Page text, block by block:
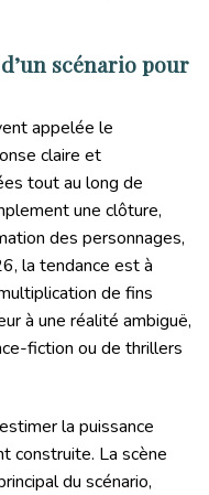
scénario pour
appelée le
claire et
tout au long de
une clôture,
des personnages,
la tendance est à
de fins
à une réalité ambiguë,
fiction ou de thrillers
la puissance
construite. La scène
du scénario,